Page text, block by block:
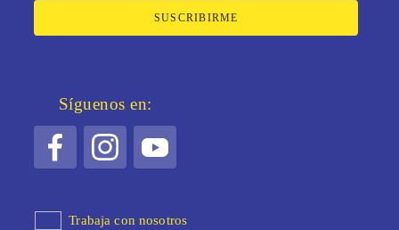
SUSCRIBIRME
Síguenos en:
Trabaja con nosotros